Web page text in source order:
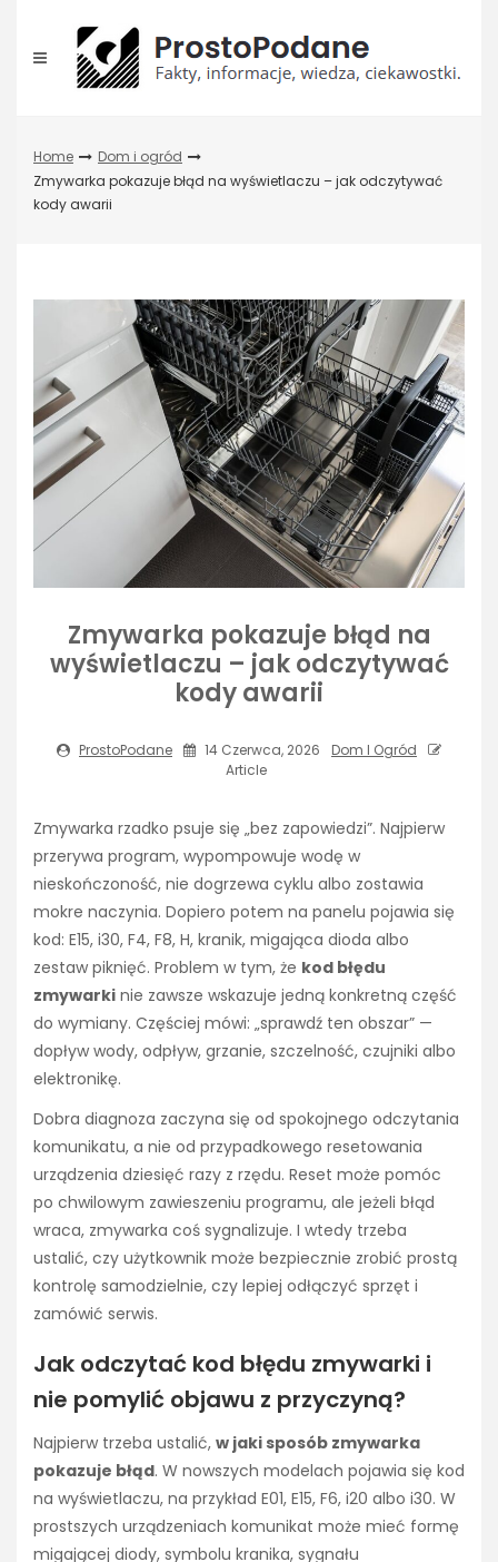
content
Home
Dom i ogród
Zmywarka pokazuje błąd na wyświetlaczu – jak odczytywać
kody awarii
Zmywarka pokazuje błąd na
wyświetlaczu – jak odczytywać
kody awarii
ProstoPodane 14 Czerwca, 2026
Dom I Ogród
Article
Zmywarka rzadko psuje się „bez zapowiedzi”. Najpierw
przerywa program, wypompowuje wodę w
nieskończoność, nie dogrzewa cyklu albo zostawia
mokre naczynia. Dopiero potem na panelu pojawia się
kod: E15, i30, F4, F8, H, kranik, migająca dioda albo
zestaw piknięć. Problem w tym, że kod błędu
zmywarki nie zawsze wskazuje jedną konkretną część
do wymiany. Częściej mówi: „sprawdź ten obszar” —
dopływ wody, odpływ, grzanie, szczelność, czujniki albo
elektronikę.
Dobra diagnoza zaczyna się od spokojnego odczytania
komunikatu, a nie od przypadkowego resetowania
urządzenia dziesięć razy z rzędu. Reset może pomóc
po chwilowym zawieszeniu programu, ale jeżeli błąd
wraca, zmywarka coś sygnalizuje. I wtedy trzeba
ustalić, czy użytkownik może bezpiecznie zrobić prostą
kontrolę samodzielnie, czy lepiej odłączyć sprzęt i
zamówić serwis.
Jak odczytać kod błędu zmywarki i
nie pomylić objawu z przyczyną?
Najpierw trzeba ustalić, w jaki sposób zmywarka
pokazuje błąd. W nowszych modelach pojawia się kod
na wyświetlaczu, na przykład E01, E15, F6, i20 albo i30. W
prostszych urządzeniach komunikat może mieć formę
migającej diody, symbolu kranika, sygnału